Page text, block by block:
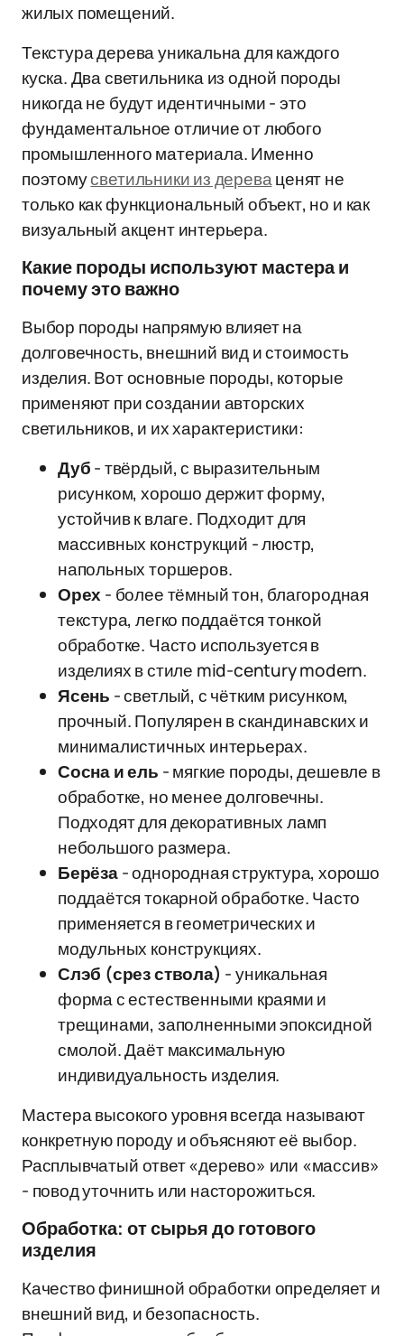
жилых помещений.
Текстура дерева уникальна для каждого
куска. Два светильника из одной породы
никогда не будут идентичными - это
фундаментальное отличие от любого
промышленного материала. Именно
поэтомусветильники из дереваценят не
только как функциональный объект, но и как
визуальный акцент интерьера.
Какие породы используют мастера и
почему это важно
Выбор породы напрямую влияет на
долговечность, внешний вид и стоимость
изделия. Вот основные породы, которые
применяют при создании авторских
светильников, и их характеристики:
Дуб- твёрдый, с выразительным
рисунком, хорошо держит форму,
устойчив к влаге. Подходит для
массивных конструкций - люстр,
напольных торшеров.
Орех- более тёмный тон, благородная
текстура, легко поддаётся тонкой
обработке. Часто используется в
изделиях в стиле mid-century modern.
Ясень - светлый, с чётким рисунком,
прочный. Популярен в скандинавских и
минималистичных интерьерах.
Сосна и ель - мягкие породы, дешевле в
обработке, но менее долговечны.
Подходят для декоративных ламп
небольшого размера.
Берёза- однородная структура, хорошо
поддаётся токарной обработке. Часто
применяется в геометрических и
модульных конструкциях.
Слэб (срез ствола) - уникальная
форма с естественными краями и
трещинами, заполненными эпоксидной
смолой. Даёт максимальную
индивидуальность изделия.
Мастера высокого уровня всегда называют
конкретную породу и объясняют её выбор.
Расплывчатый ответ «дерево» или «массив»
- повод уточнить или насторожиться.
Обработка: от сырья до готового
изделия
Качество финишной обработки определяет и
внешний вид, и безопасность.